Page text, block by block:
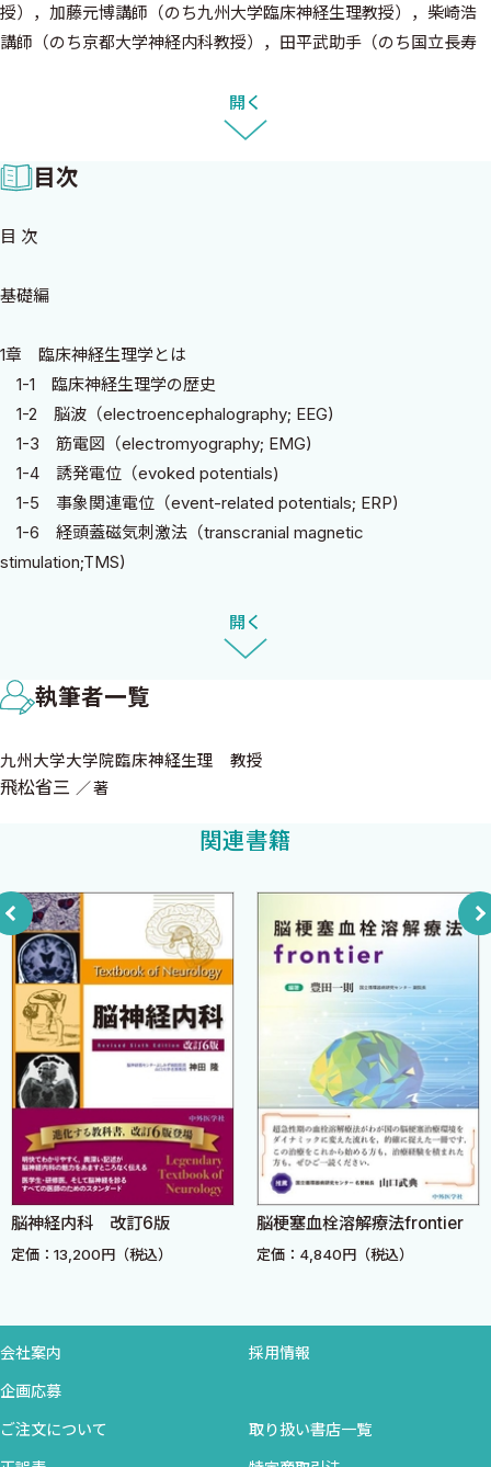
授），加藤元博講師（のち九州大学臨床神経生理教授），柴崎浩
講師（のち京都大学神経内科教授），田平武助手（のち国立長寿
教授），小林卓郎助手（のち九州大学神経内科教授）というそう
そうたるメンバーに徹底して臨床的診察とその考え方を叩き込ま
れました．
臨床神経生理学（Clinical Neurophysiology）は，脳から脊髄，末
している学問分野です．CTのはしりの頃は，脳波，誘発電位によ
は，CTやMRIなどの画像検査の進歩により，脳の形態的な検査が
理学的な検査も忘れてはならない検査です．逆に形態検査で異常
所見が検出されない時に，臨床神経生理学的な検査はその威力を
発揮します．
本書では，私が考えるベッドサイドの臨床神経生理学をできるだ
け，わかりやすく解説しました．ベッドサイドでよく使われる脳
波，筋電図，誘発電位などの原理とその意義を概説したあと，ど
うすれば，3-step diagnosisの助けとなるのか，そのポイントをま
とめました．これにより，神経生理学的手技の基本的な事項から
るようになりました．本書が，神経内科医，脳外科医，精神科
医，臨床検査技師などの方にお役に立てば幸いです．
なお，本書の企画・編集でお世話になった中外医学社，企画部・
りて感謝申し上げます．また，資料の収集・整理を手伝ってくれた
秘書の小笠原史織さんに厚く御礼申し上げます．
飛松省三
謝辞
稿を終わるにあたり，臨床神経生理学を教えていただいた恩師の九
州大学名誉教授・加藤元博先生に厚く御礼申し上げます．また，
神経内科医からこの道に行くようご示唆いただいた故黒岩義五郎
九州大学名誉教授にも感謝申し上げます．今回このような形で
「ベッドサイドの臨床神経生理学」を上梓できたのは，九州大学
大学院医学研究院の臨床神経生理学分野，神経内科学分野ならび
に九州大学病院中央検査部脳波室の関係諸氏のお陰です．この場
開く
目次
目 次
基礎編
1章 臨床神経生理学とは
1-1 臨床神経生理学の歴史
1-2 脳波（electroencephalography; EEG)
1-3 筋電図（electromyography; EMG)
1-4 誘発電位（evoked potentials)
1-5 事象関連電位（event-related potentials; ERP)
1-6 経頭蓋磁気刺激法（transcranial magnetic
stimulation;TMS)
2章 臨床神経生理学を理解するためのMEの基礎知識
2-1 差動型増幅器
2-3 ナイキスト周波数とエイリアシングノイズ
2-4 フィルタ
3章 針筋電図検査とは
3-1 検査の適応
3-2 検査装置
3-3 筋電図検査に関する神経生理
3-4 検査の方法
3-5 運動単位電位の波形分析
3-6 安静時の筋電図所見
3-7 弱収縮時の筋電図所見
3-8 最大随意収縮時の筋電図所見
3-9 表面筋電図（surface EMG）
4章 神経伝導検査とは
4-3 検査装置
4-4 検査の方法
4-5 神経伝導検査（nerve conduction study)
4-6 伝導異常を生む形態学的基盤
開く
執筆者一覧
九州大学大学院臨床神経生理 教授
飛松省三 著
関連書籍
脳神経内科 改訂6版
定価：13,200円（税込）
脳梗塞血栓溶解療法frontier
定価：4,840円（税込）
会社案内 採用情報
企画応募
ご注文について 取り扱い書店一覧